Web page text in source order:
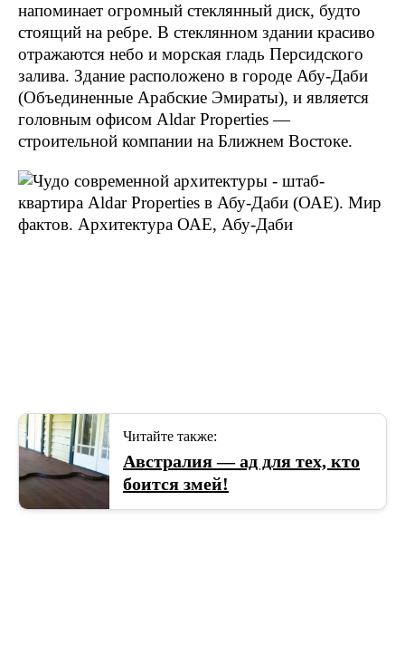
напоминает огромный стеклянный диск, будто
стоящий на ребре. В стеклянном здании красиво
отражаются небо и морская гладь Персидского
залива. Здание расположено в городе Абу-Даби
(Объединенные Арабские Эмираты), и является
головным офисом Aldar Properties —
строительной компании на Ближнем Востоке.
Читайте также:
Австралия — ад для тех, кто
боится змей!